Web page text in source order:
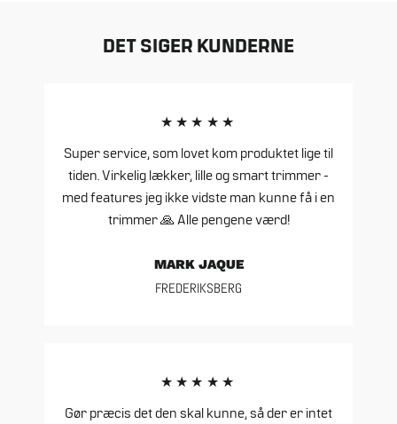
DET SIGER KUNDERNE
★★★★★
Super service, som lovet kom produktet lige til
tiden. Virkelig lækker, lille og smart trimmer -
med features jeg ikke vidste man kunne få i en
trimmer 🙏 Alle pengene værd!
MARK JAQUE
FREDERIKSBERG
★★★★★
Gør præcis det den skal kunne, så der er intet